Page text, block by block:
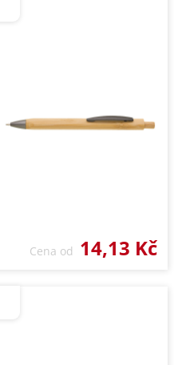
Cena od 14,13 Kč